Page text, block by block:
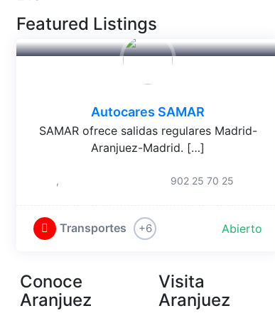
Featured Listings
Autocares SAMAR
SAMAR ofrece salidas regulares Madrid-
Aranjuez-Madrid. […]
, 902 25 70 25
Transportes +6 Abierto
Conoce
Aranjuez
Visita
Aranjuez